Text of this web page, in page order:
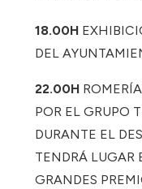
18.00H
DEL
22.00H
POR EL GRUPO
DURANTE EL
TENDRÁ LUGAR
GRANDES